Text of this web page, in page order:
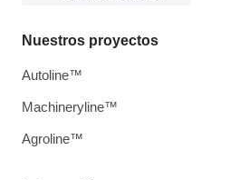
Nuestros proyectos
Autoline™
Machineryline™
Agroline™